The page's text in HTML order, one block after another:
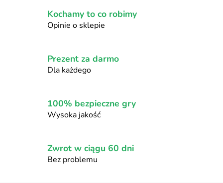
t
k
s
Kochamy to co robimy
Opinie o sklepie
Prezent za darmo
Dla każdego
100% bezpieczne gry
Wysoka jakość
Zwrot w ciągu 60 dni
Bez problemu